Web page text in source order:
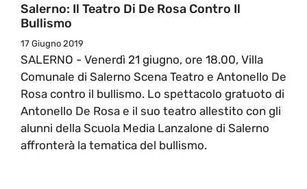
Salerno: Il Teatro Di De Rosa Contro Il
Bullismo
17 Giugno 2019
SALERNO - Venerdì 21 giugno, ore 18.00, Villa
Comunale di Salerno Scena Teatro e Antonello De
Rosa contro il bullismo. Lo spettacolo gratuoto di
Antonello De Rosa e il suo teatro allestito con gli
alunni della Scuola Media Lanzalone di Salerno
affronterà la tematica del bullismo.